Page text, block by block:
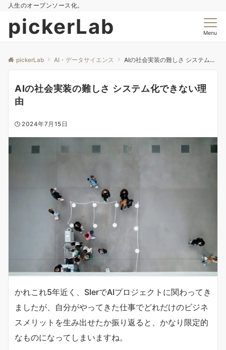
人生のオープンソース化。
pickerLab Menu
pickerLab AI・データサイエンス AIの社会実装の難しさ システム化できない理由
AIの社会実装の難しさ システム化できない理
由
2024年7月15日
かれこれ5年近く、SIerでAIプロジェクトに関わってき
ましたが、自分がやってきた仕事でどれだけのビジネ
スメリットを生み出せたか振り返ると、かなり限定的
なものになってしまいますね。